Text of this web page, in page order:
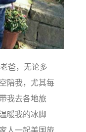
爸，无论多
陪我，尤其每
我去各地旅
暖我的冰脚